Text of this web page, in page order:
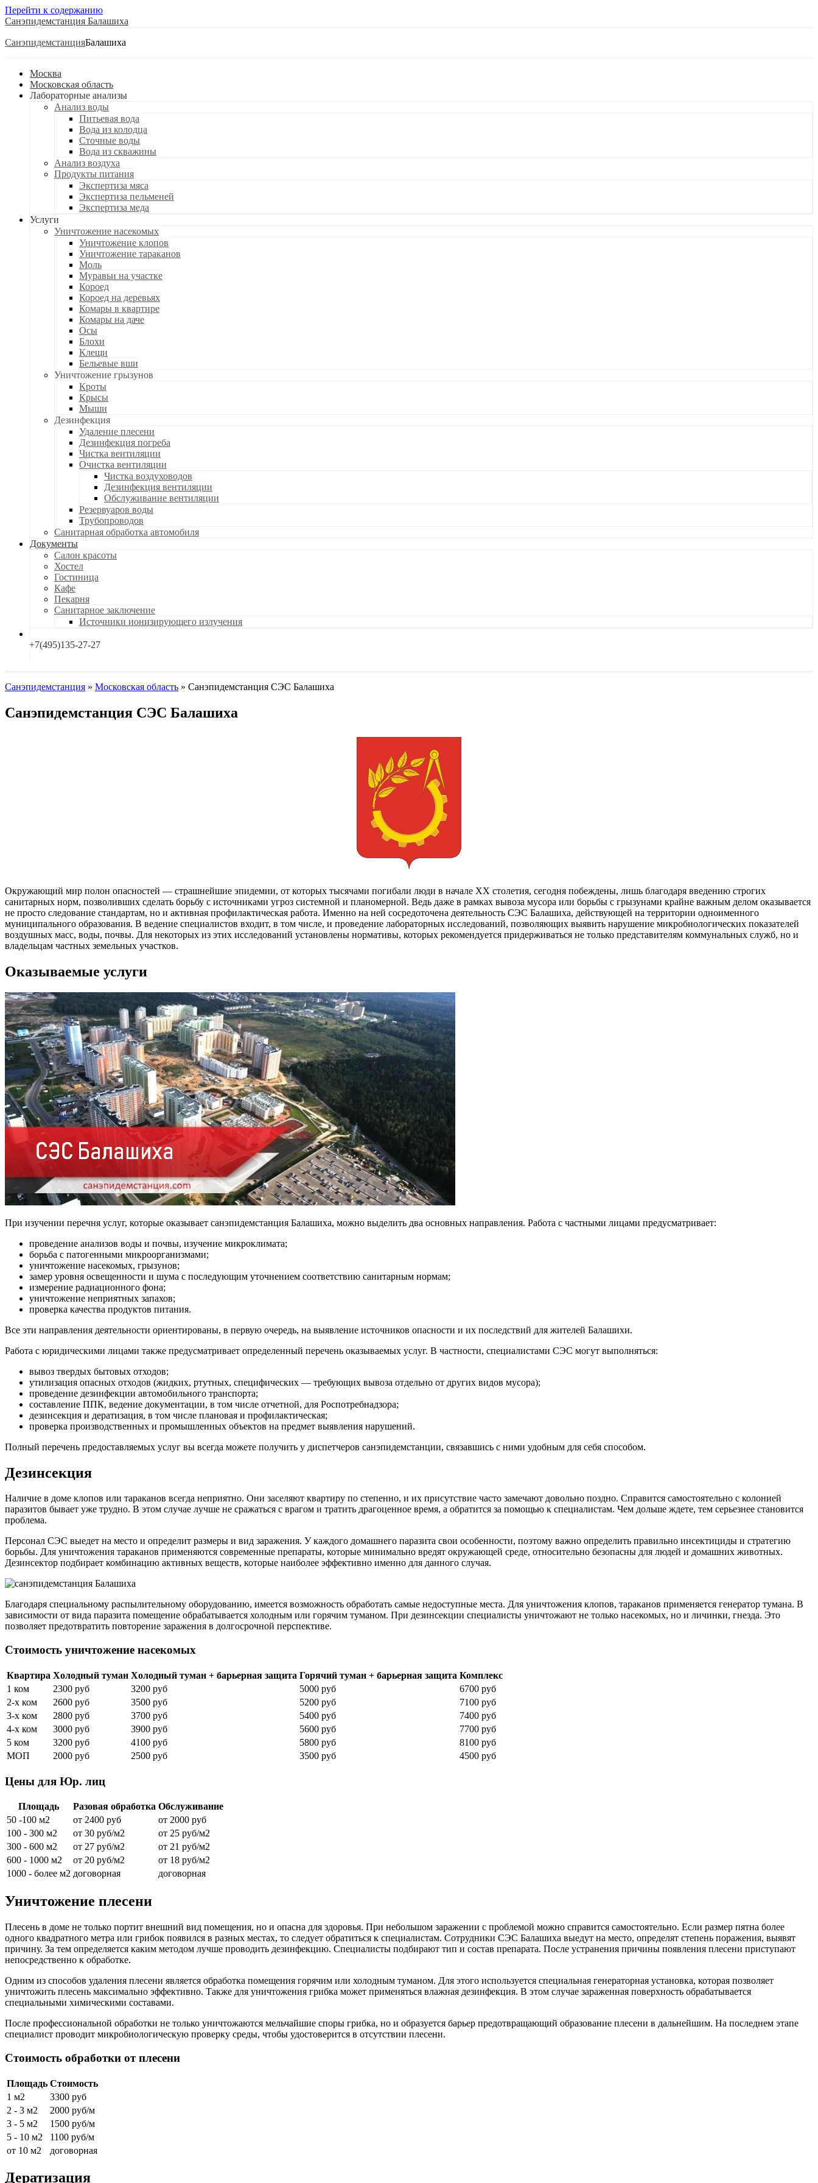
Перейти к содержанию
Санэпидемстанция
Санэпидемстанция
Москва
Московская область
Лабораторные анализы
Анализ воды
Питьевая вода
Вода из колодца
Сточные воды
Вода из скважины
Анализ воздуха
Продукты питания
Экспертиза мяса
Экспертиза пельменей
Экспертиза меда
Услуги
Уничтожение насекомых
Уничтожение клопов
Уничтожение тараканов
Моль
Муравьи на участке
Короед
Короед на деревьях
Комары в квартире
Комары на даче
Осы
Блохи
Клещи
Бельевые вши
Уничтожение грызунов
Кроты
Крысы
Мыши
Дезинфекция
Удаление плесени
Дезинфекция погреба
Чистка вентиляции
Очистка вентиляции
Чистка воздуховодов
Дезинфекция вентиляции
Обслуживание вентиляции
Резервуаров воды
Трубопроводов
Санитарная обработка автомобиля
Документы
Салон красоты
Хостел
Гостиница
Кафе
Пекарня
Санитарное заключение
Источники ионизирующего излучения
+7(495)135-27-27
Санэпидемстанция » Московская область » Санэпидемстанция СЭС Балашиха
Санэпидемстанция СЭС Балашиха
Окружающий мир полон опасностей — страшнейшие эпидемии, от которых тысячами погибали люди в начале XX столетия, сегодня побеждены, лишь благодаря введению строгих
санитарных норм, позволивших сделать борьбу с источниками угроз системной и планомерной. Ведь даже в рамках вывоза мусора или борьбы с грызунами крайне важным делом оказывается
не просто следование стандартам, но и активная профилактическая работа. Именно на ней сосредоточена деятельность СЭС Балашиха, действующей на территории одноименного
муниципального образования. В ведение специалистов входит, в том числе, и проведение лабораторных исследований, позволяющих выявить нарушение микробиологических показателей
воздушных масс, воды, почвы. Для некоторых из этих исследований установлены нормативы, которых рекомендуется придерживаться не только представителям коммунальных служб, но и
владельцам частных земельных участков.
Оказываемые услуги
При изучении перечня услуг, которые оказывает санэпидемстанция Балашиха, можно выделить два основных направления. Работа с частными лицами предусматривает:
проведение анализов воды и почвы, изучение микроклимата;
борьба с патогенными микроорганизмами;
уничтожение насекомых, грызунов;
замер уровня освещенности и шума с последующим уточнением соответствию санитарным нормам;
измерение радиационного фона;
уничтожение неприятных запахов;
проверка качества продуктов питания.
Все эти направления деятельности ориентированы, в первую очередь, на выявление источников опасности и их последствий для жителей Балашихи.
Работа с юридическими лицами также предусматривает определенный перечень оказываемых услуг. В частности, специалистами СЭС могут выполняться:
вывоз твердых бытовых отходов;
утилизация опасных отходов (жидких, ртутных, специфических — требующих вывоза отдельно от других видов мусора);
проведение дезинфекции автомобильного транспорта;
составление ППК, ведение документации, в том числе отчетной, для Роспотребнадзора;
дезинсекция и дератизация, в том числе плановая и профилактическая;
проверка производственных и промышленных объектов на предмет выявления нарушений.
Полный перечень предоставляемых услуг вы всегда можете получить у диспетчеров санэпидемстанции, связавшись с ними удобным для себя способом.
Дезинсекция
Наличие в доме клопов или тараканов всегда неприятно. Они заселяют квартиру по степенно, и их присутствие часто замечают довольно поздно. Справится самостоятельно с колонией
паразитов бывает уже трудно. В этом случае лучше не сражаться с врагом и тратить драгоценное время, а обратится за помощью к специалистам. Чем дольше ждете, тем серьезнее становится
проблема.
Персонал СЭС выедет на место и определит размеры и вид заражения. У каждого домашнего паразита свои особенности, поэтому важно определить правильно инсектициды и стратегию
борьбы. Для уничтожения тараканов применяются современные препараты, которые минимально вредят окружающей среде, относительно безопасны для людей и домашних животных.
Дезинсектор подбирает комбинацию активных веществ, которые наиболее эффективно именно для данного случая.
Благодаря специальному распылительному оборудованию, имеется возможность обработать самые недоступные места. Для уничтожения клопов, тараканов применяется генератор тумана. В
зависимости от вида паразита помещение обрабатывается холодным или горячим туманом. При дезинсекции специалисты уничтожают не только насекомых, но и личинки, гнезда. Это
позволяет предотвратить повторение заражения в долгосрочной перспективе.
Стоимость уничтожение насекомых
Квартира Холодный туман Холодный туман + барьерная защита Горячий туман + барьерная защита Комплекс
1 ком
2300 руб 3200 руб 5000 руб
6700 руб
2-х ком
2600 руб 3500 руб 5200 руб
7100 руб
3-х ком
2800 руб 3700 руб 5400 руб
7400 руб
4-х ком
3000 руб 3900 руб 5600 руб
7700 руб
5 ком
3200 руб 4100 руб 5800 руб
8100 руб
МОП
2000 руб 2500 руб 3500 руб 4500 руб
Цены для Юр. лиц
Площадь Разовая обработка Обслуживание
50 -100 м2
от 2400 руб
от 2000 руб
100 - 300 м2
от 30 руб/м2
от 25 руб/м2
300 - 600 м2
от 27 руб/м2
от 21 руб/м2
600 - 1000 м2
от 20 руб/м2
от 18 руб/м2
1000 - более м2 договорная договорная
Уничтожение плесени
Плесень в доме не только портит внешний вид помещения, но и опасна для здоровья. При небольшом заражении с проблемой можно справится самостоятельно. Если размер пятна более
одного квадратного метра или грибок появился в разных местах, то следует обратиться к специалистам. Сотрудники СЭС Балашиха выедут на место, определят степень поражения, выявят
причину. За тем определяется каким методом лучше проводить дезинфекцию. Специалисты подбирают тип и состав препарата. После устранения причины появления плесени приступают
непосредственно к обработке.
Одним из способов удаления плесени является обработка помещения горячим или холодным туманом. Для этого используется специальная генераторная установка, которая позволяет
уничтожить плесень максимально эффективно. Также для уничтожения грибка может применяться влажная дезинфекция. В этом случае зараженная поверхность обрабатывается
специальными химическими составами.
После профессиональной обработки не только уничтожаются мельчайшие споры грибка, но и образуется барьер предотвращающий образование плесени в дальнейшим. На последнем этапе
специалист проводит микробиологическую проверку среды, чтобы удостоверится в отсутствии плесени.
Стоимость обработки от плесени
Площадь Стоимость
1 м2
3300 руб
2 - 3 м2
2000 руб/м
3 - 5 м2
1500 руб/м
5 - 10 м2
1100 руб/м
от 10 м2
договорная
Дератизация